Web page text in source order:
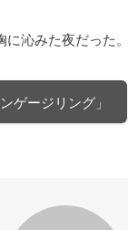
沁みた夜だった。
ゲージリング」